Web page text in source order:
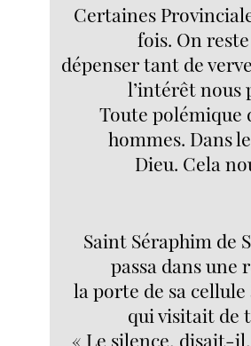
Certaines
fois. On
dépenser tant de
l’intérêt nous
Toute polémique
hommes. Dans
Dieu. Cela
Saint Séraphim de
passa dans une
la porte de sa cellule
qui visitait de
« Le silence, disait-